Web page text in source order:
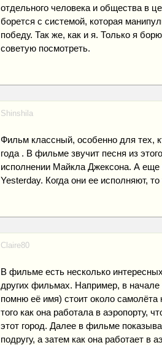
отдельного человека и общества в
борется с системой, которая
победу. Так же, как и я. Только я
советую посмотреть.
Shinshila
Фильм классный, особенно для тех,
года . В фильме звучит песня из
исполнении Майкла Джексона. А еще
Yesterday. Когда они ее исполняют,
Claire80
В фильме есть несколько
других фильмах. Например, в
помню её имя) стоит около самолёта
того как она работала в аэропорту,
этот город. Далее в фильме
подругу, а затем как она работает в